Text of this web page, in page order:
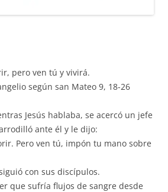
pero ven tú y vivirá.
según san Mateo 9, 18-26
Jesús hablaba, se acercó un jefe
ante él y le dijo:
Pero ven tú, impón tu mano sobre
con sus discípulos.
que sufría flujos de sangre desde